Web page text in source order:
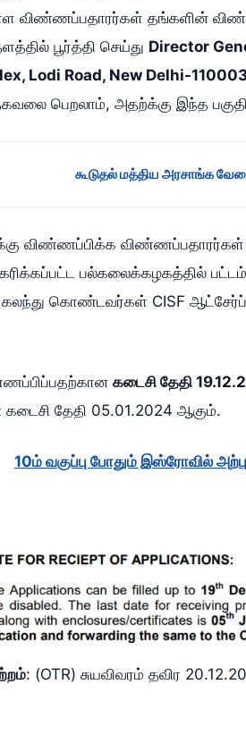
விண்ணப்பதாரர்கள் தங்களின்
பூர்த்தி செய்து Director
Lodi Road, New Delhi-
பெறலாம், அதற்க்கு இந்த
கூடுதல் மத்திய அரசாங்க
விண்ணப்பிக்க
பல்கலைக்கழகத்தில் பட்டம்
கலந்து கொண்டவர்கள் CISF
கடைசி தேதி
தேதி 05.01.2024 ஆகும்.
10ம் வகுப்பு போதும் இஸ்ரோவில்
: (OTR) சுயவிவரம் தவிர